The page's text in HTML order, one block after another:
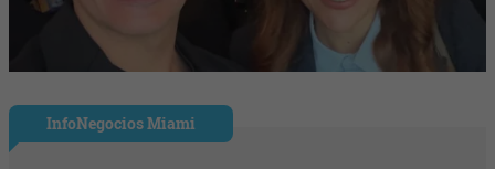
InfoNegocios Miami